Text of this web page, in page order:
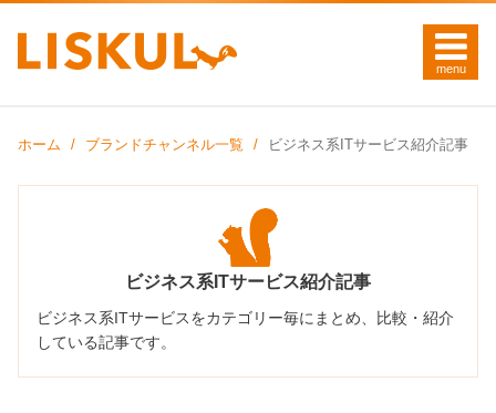
ホーム ブランドチャンネル一覧 ビジネス系ITサービス紹介記事
ビジネス系ITサービス紹介記事
ビジネス系ITサービスをカテゴリー毎にまとめ、比較・紹介
している記事です。